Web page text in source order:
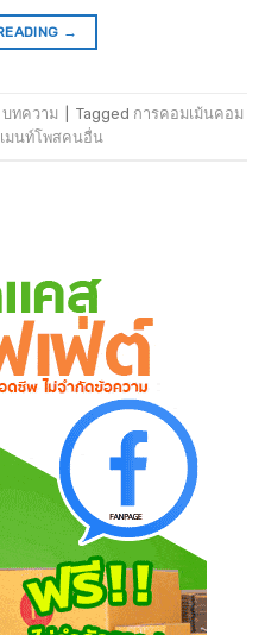
→
บทความ Tagged การคอมเม้นคอม
มนท์โพสคนอื่น